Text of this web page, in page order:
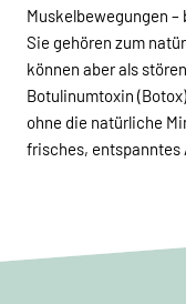
Muskelbewegungen
Sie gehören zum
können aber als
Botulinumtoxin
ohne die natürliche
frisches, entspanntes